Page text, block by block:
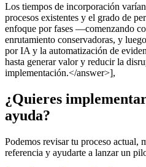
Los tiempos de incorporación
procesos existentes y el grado de
enfoque por fases —comenzando
enrutamiento conservadoras, y
por IA y la automatización de
hasta generar valor y reducir la
implementación.</answer>],
¿Quieres
ayuda?
Podemos revisar tu proceso actual,
referencia y ayudarte a lanzar un